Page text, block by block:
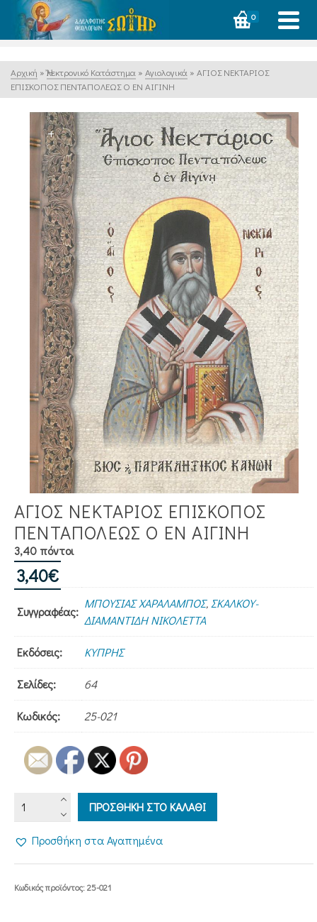
0
Αρχική » Ἠλεκτρονικό Κατάστημα » Αγιολογικά » ΑΓΙΟΣ ΝΕΚΤΑΡΙΟΣ
ΕΠΙΣΚΟΠΟΣ ΠΕΝΤΑΠΟΛΕΩΣ Ο ΕΝ ΑΙΓΙΝΗ
ΑΓΙΟΣ ΝΕΚΤΑΡΙΟΣ ΕΠΙΣΚΟΠΟΣ
ΠΕΝΤΑΠΟΛΕΩΣ Ο ΕΝ ΑΙΓΙΝΗ
3,40 πόντοι
3,40€
Συγγραφέας:
ΜΠΟΥΣΙΑΣ ΧΑΡΑΛΑΜΠΟΣ,ΣΚΑΛΚΟΥ-
ΔΙΑΜΑΝΤΙΔΗ ΝΙΚΟΛΕΤΤΑ
Εκδόσεις: ΚΥΠΡΗΣ
Σελίδες: 64
Κωδικός: 25-021
ΑΓΙΟΣ
ΕΠΙΣΚΟΠΟΣ
ΕΝ
ΠΡΟΣΘΗΚΗ ΣΤΟ ΚΑΛΑΘΙ
Προσθήκη στα Αγαπημένα
Κωδικός προϊόντος:25-021